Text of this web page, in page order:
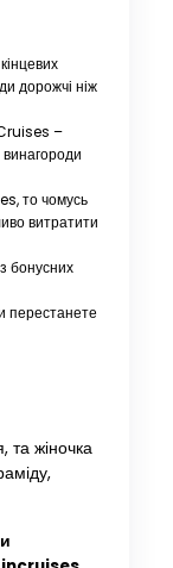
дорожчі ніж
–
винагороди
то чомусь
витратити
бонусних
перестанете
та жіночка